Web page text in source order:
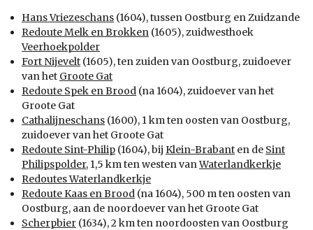
Hans Vriezeschans (1604), tussen Oostburg en Zuidzande
Redoute Melk en Brokken (1605), zuidwesthoek
Veerhoekpolder
Fort Nijevelt (1605), ten zuiden van Oostburg, zuidoever
van het Groote Gat
Redoute Spek en Brood (na 1604), zuidoever van het
Groote Gat
Cathalijneschans (1600), 1 km ten oosten van Oostburg,
zuidoever van het Groote Gat
Redoute Sint-Philip (1604), bij Klein-Brabant en de Sint
Philipspolder, 1,5 km ten westen vanWaterlandkerkje
Redoutes Waterlandkerkje
Redoute Kaas en Brood (na 1604), 500 m ten oosten van
Oostburg, aan de noordoever van het Groote Gat
Scherpbier (1634), 2 km ten noordoosten van Oostburg